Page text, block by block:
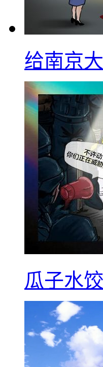
给南京
瓜子水